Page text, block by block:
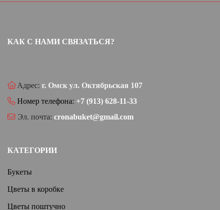
КАК С НАМИ СВЯЗАТЬСЯ?
Адрес: г. Омск ул. Октябрьская 107
Номер телефона: +7 (913) 628-11-33
Эл. почта: cronabuket@gmail.com
КАТЕГОРИИ
Букеты
Цветы в коробке
Цветы поштучно